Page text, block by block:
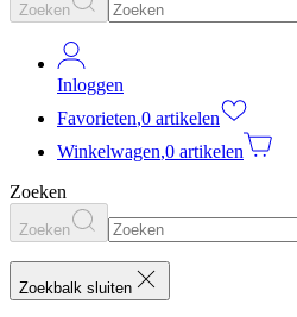
Zoeken
Inloggen
Favorieten,0 artikelen
Winkelwagen,0 artikelen
Zoeken
Zoeken
Zoekbalk sluiten